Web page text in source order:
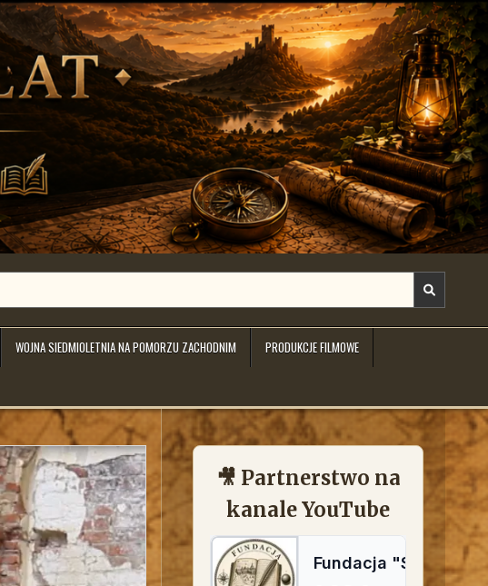
WOJNA SIEDMIOLETNIA NA POMORZU ZACHODNIM PRODUKCJE FILMOWE
🎥 Partnerstwo na
kanale YouTube